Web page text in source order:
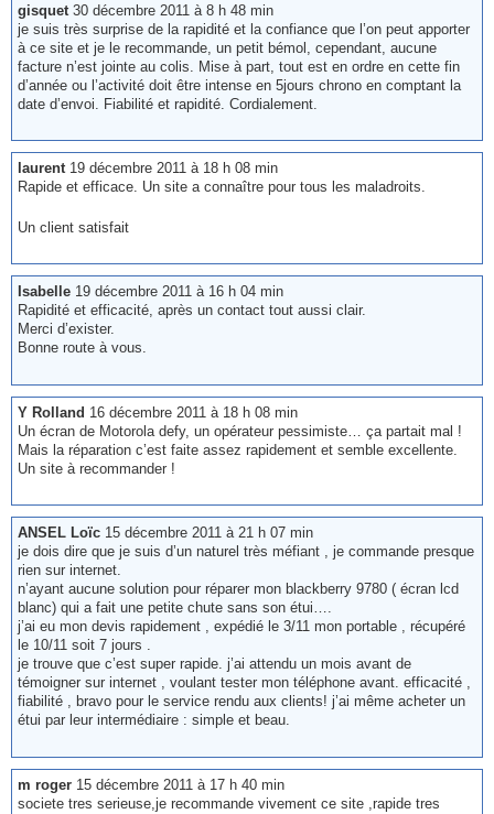
gisquet 30 décembre 2011 à 8 h 48 min
je suis très surprise de la rapidité et la confiance que l’on peut apporter
à ce site et je le recommande, un petit bémol, cependant, aucune
facture n’est jointe au colis. Mise à part, tout est en ordre en cette fin
d’année ou l’activité doit être intense en 5jours chrono en comptant la
date d’envoi. Fiabilité et rapidité. Cordialement.
laurent 19 décembre 2011 à 18 h 08 min
Rapide et efficace. Un site a connaître pour tous les maladroits.
Un client satisfait
Isabelle 19 décembre 2011 à 16 h 04 min
Rapidité et efficacité, après un contact tout aussi clair.
Merci d’exister.
Bonne route à vous.
Y Rolland 16 décembre 2011 à 18 h 08 min
Un écran de Motorola defy, un opérateur pessimiste… ça partait mal !
Mais la réparation c’est faite assez rapidement et semble excellente.
Un site à recommander !
ANSEL Loïc 15 décembre 2011 à 21 h 07 min
je dois dire que je suis d’un naturel très méfiant , je commande presque
rien sur internet.
n’ayant aucune solution pour réparer mon blackberry 9780 ( écran lcd
blanc) qui a fait une petite chute sans son étui….
j’ai eu mon devis rapidement , expédié le 3/11 mon portable , récupéré
le 10/11 soit 7 jours .
je trouve que c’est super rapide. j’ai attendu un mois avant de
témoigner sur internet , voulant tester mon téléphone avant. efficacité ,
fiabilité , bravo pour le service rendu aux clients! j’ai même acheter un
étui par leur intermédiaire : simple et beau.
m roger 15 décembre 2011 à 17 h 40 min
societe tres serieuse,je recommande vivement ce site ,rapide tres